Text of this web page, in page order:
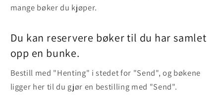
mange bøker du kjøper.
Du kan reservere bøker til du har samlet
opp en bunke.
Bestill med "Henting" i stedet for "Send", og bøkene
ligger her til du gjør en bestilling med "Send".